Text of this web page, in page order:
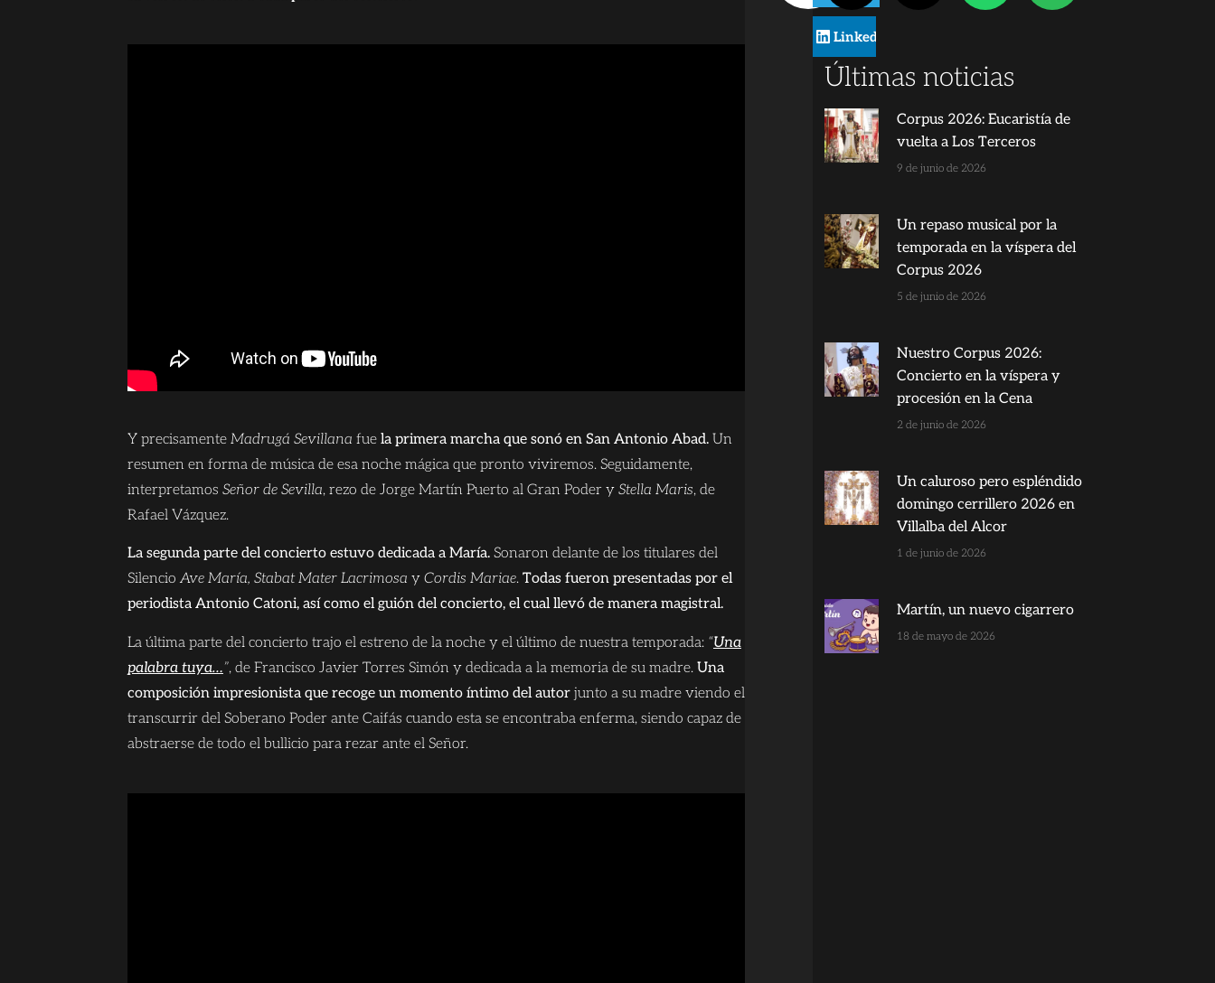
Y precisamente Madrugá Sevillana fue la primera marcha que sonó en San Antonio Abad.Un
resumen en forma de música de esa noche mágica que pronto viviremos. Seguidamente,
interpretamos Señor de Sevilla, rezo de Jorge Martín Puerto al Gran Poder y Stella Maris, de
Rafael Vázquez.
La segunda parte del concierto estuvo dedicada a María.Sonaron delante de los titulares del
SilencioAve María, Stabat Mater Lacrimosa y Cordis Mariae. Todas fueron presentadas por el
periodista Antonio Catoni, así como el guión del concierto, el cual llevó de manera magistral.
La última parte del concierto trajo el estreno de la noche y el último de nuestra temporada: “Una
palabra tuya…”, de Francisco Javier Torres Simón y dedicada a la memoria de su madre. Una
composición impresionista que recoge un momento íntimo del autorjunto a su madre viendo el
transcurrir del Soberano Poder ante Caifás cuando esta se encontraba enferma, siendo capaz de
abstraerse de todo el bullicio para rezar ante el Señor.
LinkedIn
Últimas noticias
Corpus 2026: Eucaristía de
vuelta a Los Terceros
9 de junio de 2026
Un repaso musical por la
temporada en la víspera del
Corpus 2026
5 de junio de 2026
Nuestro Corpus 2026:
Concierto en la víspera y
procesión en la Cena
2 de junio de 2026
Un caluroso pero espléndido
domingo cerrillero 2026 en
Villalba del Alcor
1 de junio de 2026
Martín, un nuevo cigarrero
18 de mayo de 2026